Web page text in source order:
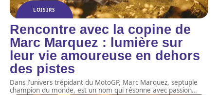
LOISIRS
Rencontre avec la copine de
Marc Marquez : lumière sur
leur vie amoureuse en dehors
des pistes
Dans l'univers trépidant du MotoGP, Marc Marquez, septuple
champion du monde, est un nom qui résonne avec passion…